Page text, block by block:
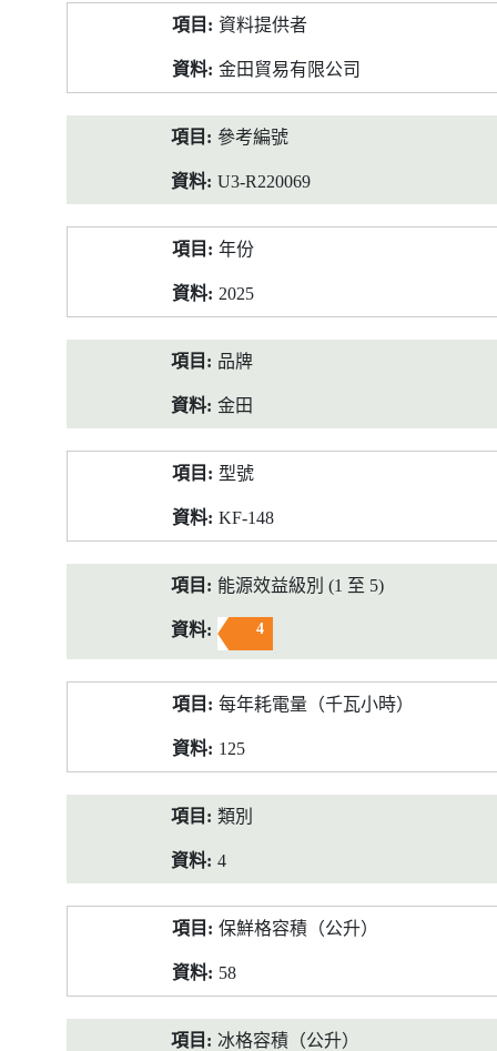
料
資料提供者
金田貿易有限公司
參考編號
U3-R220069
年份
2025
品牌
金田
型號
KF-148
能源效益級別 (1 至 5)
4
每年耗電量（千瓦小時）
125
類別
4
保鮮格容積（公升）
58
冰格容積（公升）